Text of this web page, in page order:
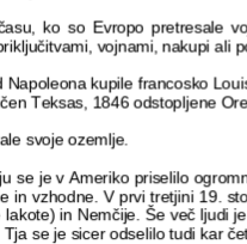
ko  so Evropo
pretresale
vojnami, nakupi ali
kupile francosko
Teksas, 1846 odstopljene
svoje ozemlje.
se je v Ameriko priselilo
in vzhodne. V prvi tretjini 19.
lakote) in Nemčije . Še več ljudi
Tja se je sicer odselilo tudi kar